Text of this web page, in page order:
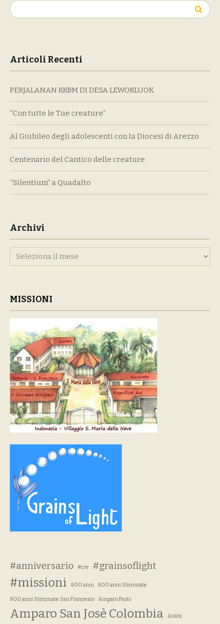
Ricerca
per:
Articoli Recenti
PERJALANAN KKBM DI DESA LEWOKLUOK
“Con tutte le Tue creature”
Al Giubileo degli adolescenti con la Diocesi di Arezzo
Centenario del Cantico delle creature
“Silentium” a Quadalto
Archivi
Archivi
MISSIONI
#anniversario #cre #grainsoflight
#missioni 800 anni 800 anni Stimmate
800 anni Stimmate San Francesco Amparo Pasto
Amparo San Josè Colombia Assisi